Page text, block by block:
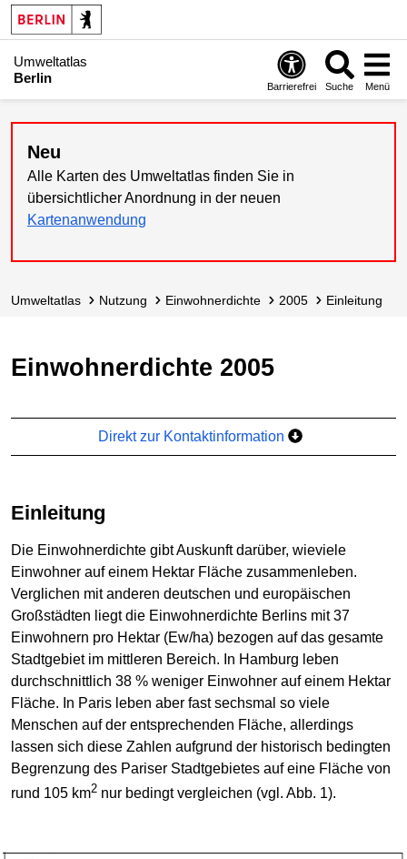
Umweltatlas
Berlin
Barrierefrei Suche Menü
Neu
Alle Karten des Umweltatlas finden Sie in
übersichtlicher Anordnung in der neuen
Kartenanwendung
Umweltatlas Nutzung Einwohnerdichte 2005 Einleitung
Einwohnerdichte 2005
Direkt zur Kontaktinformation
Einleitung
Die Einwohnerdichte gibt Auskunft darüber, wieviele
Einwohner auf einem Hektar Fläche zusammenleben.
Verglichen mit anderen deutschen und europäischen
Großstädten liegt die Einwohnerdichte Berlins mit 37
Einwohnern pro Hektar (Ew/ha) bezogen auf das gesamte
Stadtgebiet im mittleren Bereich. In Hamburg leben
durchschnittlich 38 % weniger Einwohner auf einem Hektar
Fläche. In Paris leben aber fast sechsmal so viele
Menschen auf der entsprechenden Fläche, allerdings
lassen sich diese Zahlen aufgrund der historisch bedingten
Begrenzung des Pariser Stadtgebietes auf eine Fläche von
rund 105 km2 nur bedingt vergleichen (vgl. Abb. 1).